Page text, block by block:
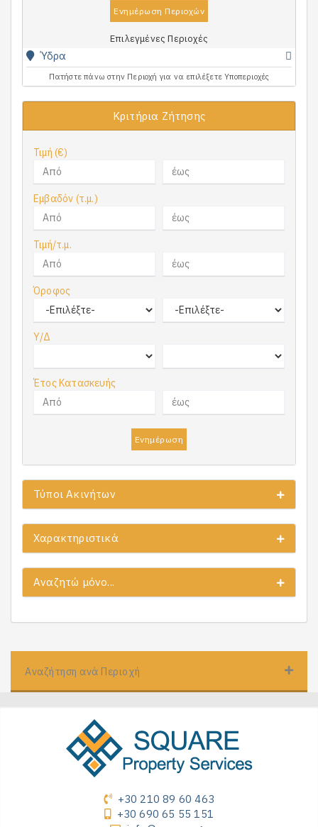
Ενημέρωση Περιοχών
Επιλεγμένες Περιοχές
Ύδρα
Πατήστε πάνω στην Περιοχή για να επιλέξετε Υποπεριοχές
Κριτήρια Ζήτησης
Τιμή (€)
Εμβαδόν (τ.μ.)
Τιμή/τ.μ.
Όροφος
Υ/Δ
Έτος Κατασκευής
Ενημέρωση
Τύποι Ακινήτων
Χαρακτηριστικά
Αναζητώ μόνο...
Αναζήτηση ανά Περιοχή
+30 210 89 60 463
+30 690 65 55 151